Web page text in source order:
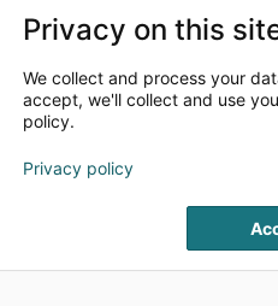
Privacy on this
We collect and process your
accept, we'll collect and use
policy.
Privacy policy